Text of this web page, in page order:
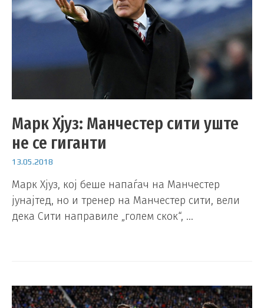
Марк Хјуз: Манчестер сити уште
не се гиганти
13.05.2018
Марк Хјуз, кој беше напаѓач на Манчестер
јунајтед, но и тренер на Манчестер сити, вели
дека Сити направиле „голем скок“, …